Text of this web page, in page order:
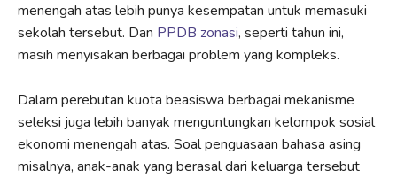
menengah atas lebih punya kesempatan untuk memasuki
sekolah tersebut. Dan PPDB zonasi, seperti tahun ini,
masih menyisakan berbagai problem yang kompleks.
Dalam perebutan kuota beasiswa berbagai mekanisme
seleksi juga lebih banyak menguntungkan kelompok sosial
ekonomi menengah atas. Soal penguasaan bahasa asing
misalnya, anak-anak yang berasal dari keluarga tersebut